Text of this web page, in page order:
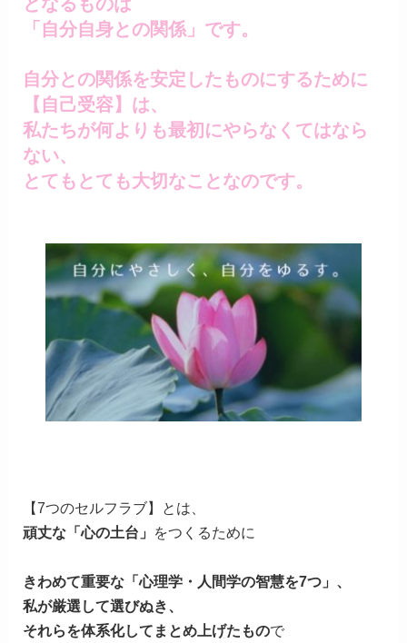
「自分自身との関係」です。
自分との関係を安定したものにするために
【自己受容】は、
私たちが何よりも最初にやらなくてはなら
ない、
とてもとても大切なことなのです。
【7つのセルフラブ】とは、
頑丈な「心の土台」
をつくるために
きわめて重要な「心理学・人間学の智慧を7つ」、
私が厳選して選びぬき、
それらを体系化してまとめ上げたもので